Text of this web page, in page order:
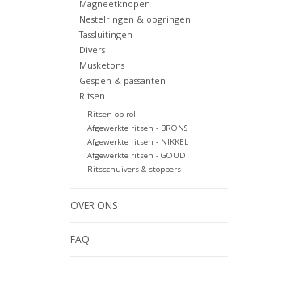
Magneetknopen
Nestelringen & oogringen
Tassluitingen
Divers
Musketons
Gespen & passanten
Ritsen
Ritsen op rol
Afgewerkte ritsen - BRONS
Afgewerkte ritsen - NIKKEL
Afgewerkte ritsen - GOUD
Ritsschuivers & stoppers
OVER ONS
FAQ